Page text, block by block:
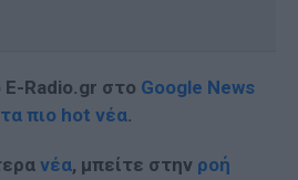
Radio.gr στο Google News
τα πιο hot νέα.
νέα, μπείτε στην ροή